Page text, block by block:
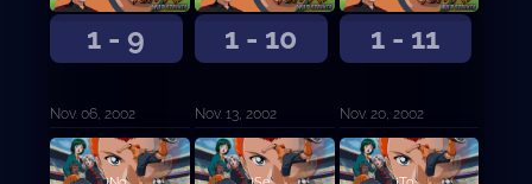
1 - 9
Nov. 06, 2002
1 - 10
Nov. 13, 2002
1 - 11
Nov. 20, 2002